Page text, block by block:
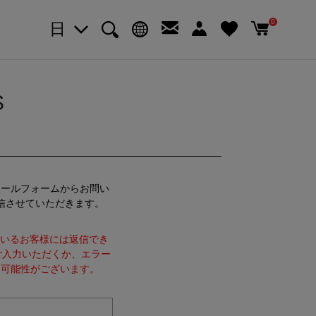
日 0
ルフォームからお問い
せていただきます。
るお客様には返信でき
力いただくか、エラー
能性がございます。